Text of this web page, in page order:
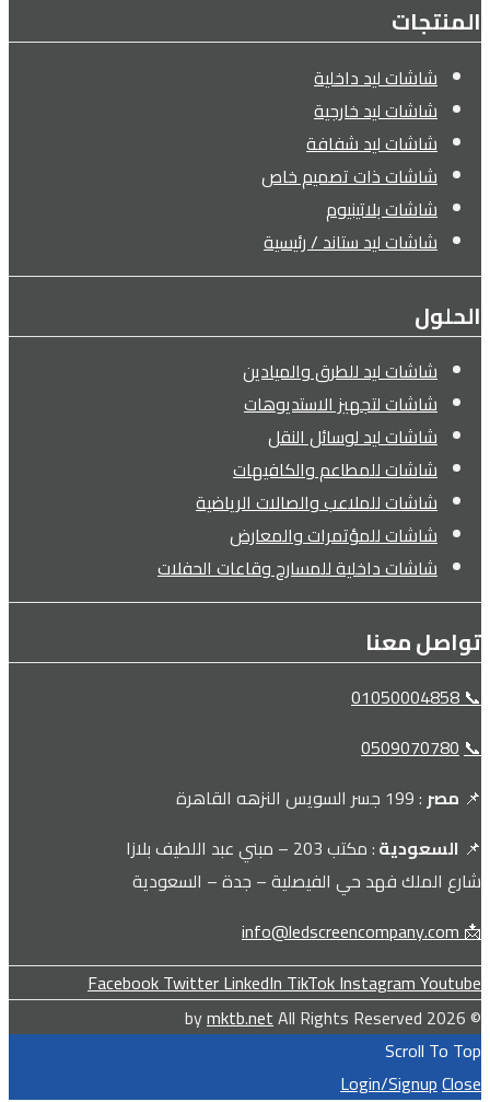
المنتجات
شاشات ليد داخلية
شاشات ليد خارجية
شاشات ليد شفافة
شاشات ذات تصميم خاص
شاشات بلاتينيوم
شاشات ليد ستاند / رئيسية
الحلول
شاشات ليد للطرق والميادين
شاشات لتجهيز الاستديوهات
شاشات ليد لوسائل النقل
شاشات للمطاعم والكافيهات
شاشات للملاعب والصالات الرياضية
شاشات للمؤتمرات والمعارض
شاشات داخلية للمسارح وقاعات الحفلات
تواصل معنا
📞 01050004858
📞
0509070780
📌مصر: 199 جسر السويس النزهه القاهرة
📌السعودية: مكتب 203 – مبني عبد اللطيف بلازا
شارع الملك فهد حي الفيصلية – جدة – السعودية
📩 info@ledscreencompany.com
FacebookTwitterLinkedInTikTokInstagramYoutube
© 2026 by
mktb.netAll Rights Reserved
Scroll To Top
Login/SignupClose